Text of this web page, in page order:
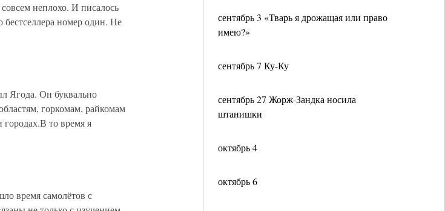
сентябрь 3 «Тварь я дрожащая или право
имею?»
сентябрь 7 Ку-Ку
сентябрь 27 Жорж-Зандка носила
штанишки
октябрь 4
октябрь 6
неплохо. И писалось
номер один. Не
Ягода. Он буквально
горкомам, райкомам
городах.В то время я
время самолётов с